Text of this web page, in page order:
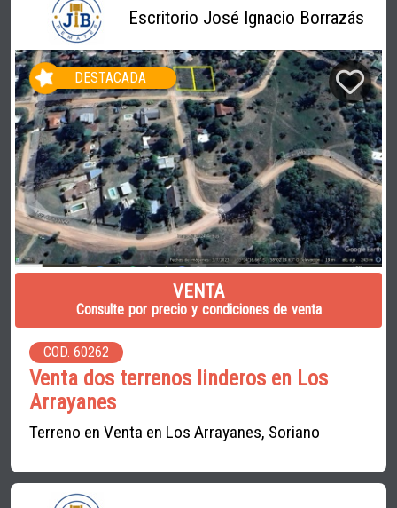
Escritorio José Ignacio Borrazás
DESTACADA
VENTA
Consulte por precio y condiciones de venta
COD. 60262
Venta dos terrenos linderos en Los
Arrayanes
Terreno en Venta en Los Arrayanes, Soriano